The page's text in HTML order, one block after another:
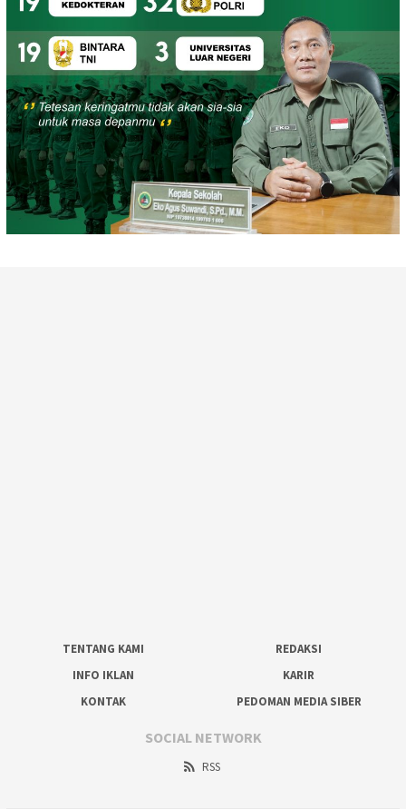
TENTANG KAMI
REDAKSI
INFO IKLAN
KARIR
KONTAK
PEDOMAN MEDIA SIBER
SOCIAL NETWORK
RSS